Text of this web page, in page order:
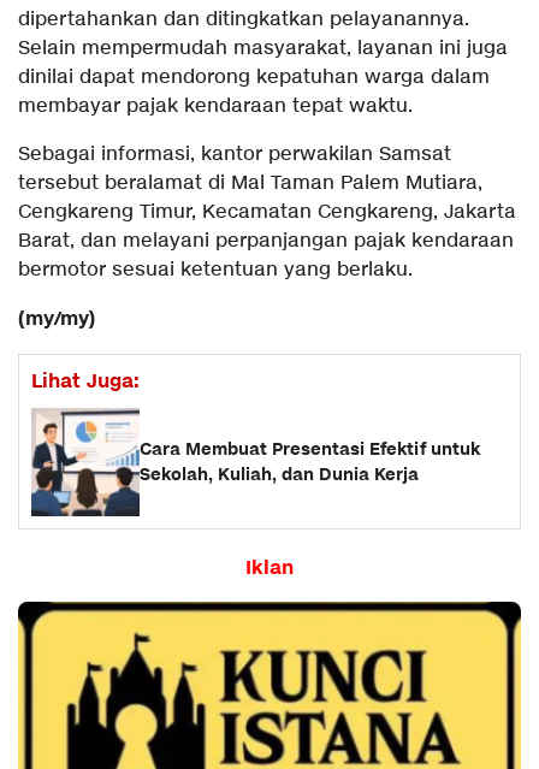
dipertahankan dan ditingkatkan pelayanannya.
Selain mempermudah masyarakat, layanan ini juga
dinilai dapat mendorong kepatuhan warga dalam
membayar pajak kendaraan tepat waktu.
Sebagai informasi, kantor perwakilan Samsat
tersebut beralamat di Mal Taman Palem Mutiara,
Cengkareng Timur, Kecamatan Cengkareng, Jakarta
Barat, dan melayani perpanjangan pajak kendaraan
bermotor sesuai ketentuan yang berlaku.
(my/my)
Lihat Juga:
Cara Membuat Presentasi Efektif untuk
Sekolah, Kuliah, dan Dunia Kerja
Iklan